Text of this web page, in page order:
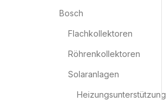
Bosch
Flachkollektoren
Röhrenkollektoren
Solaranlagen
Heizungsunterstützung